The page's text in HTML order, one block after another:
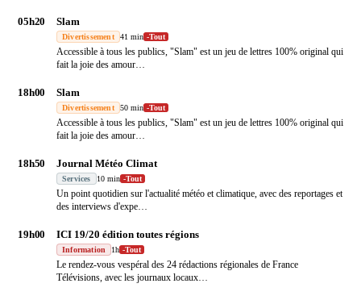
05h20 Slam
Divertissement 41 min -Tout
Accessible à tous les publics, "Slam" est un jeu de lettres 100% original qui
fait la joie des amour…
18h00 Slam
Divertissement 50 min -Tout
Accessible à tous les publics, "Slam" est un jeu de lettres 100% original qui
fait la joie des amour…
18h50 Journal Météo Climat
Services 10 min -Tout
Un point quotidien sur l'actualité météo et climatique, avec des reportages et
des interviews d'expe…
19h00 ICI 19/20 édition toutes régions
Information 1h -Tout
Le rendez-vous vespéral des 24 rédactions régionales de France
Télévisions, avec les journaux locaux…